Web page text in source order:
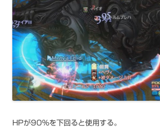
HPが90%を下回ると使用する。